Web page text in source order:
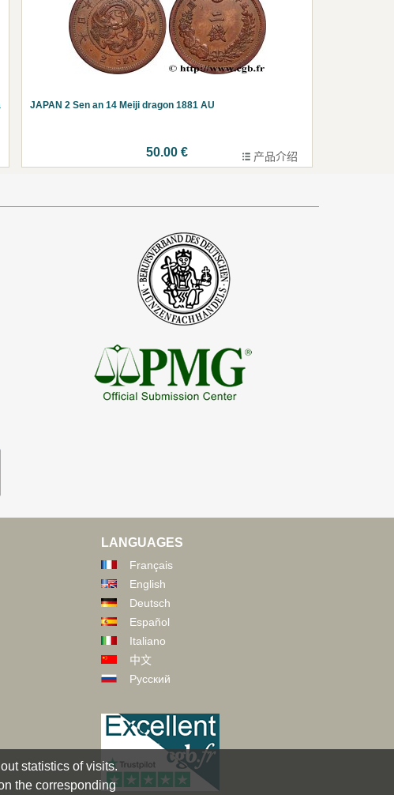
JAPAN 2 Sen an 14 Meiji dragon 1881 AU
50.00 € 产品介绍
LANGUAGES
Français
English
Deutsch
Español
Italiano
中文
Русский
statistics of visits.
the corresponding